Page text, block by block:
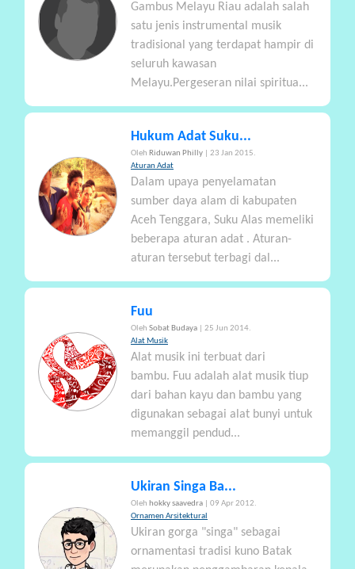
Gambus Melayu Riau adalah salah
satu jenis instrumental musik
tradisional yang terdapat hampir di
seluruh kawasan
Melayu.Pergeseran nilai spiritua...
Hukum Adat Suku...
Oleh Riduwan Philly
| 23 Jan 2015.
Aturan Adat
Dalam upaya penyelamatan
sumber daya alam di kabupaten
Aceh Tenggara, Suku Alas memeliki
beberapa aturan adat . Aturan-
aturan tersebut terbagi dal...
Fuu
Oleh Sobat Budaya
| 25 Jun 2014.
Alat Musik
Alat musik ini terbuat dari
bambu. Fuu adalah alat musik tiup
dari bahan kayu dan bambu yang
digunakan sebagai alat bunyi untuk
memanggil pendud...
Ukiran Singa Ba...
Oleh hokky saavedra
| 09 Apr 2012.
Ornamen Arsitektural
Ukiran gorga "singa" sebagai
ornamentasi tradisi kuno Batak